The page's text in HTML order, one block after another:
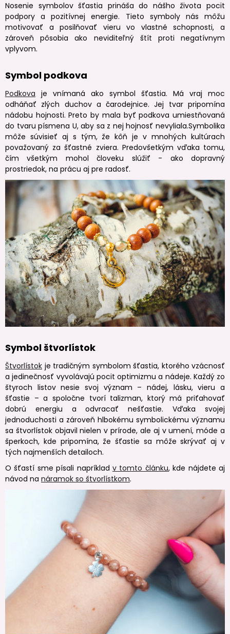
Nosenie symbolov šťastia prináša do nášho života pocit
podpory a pozitívnej energie. Tieto symboly nás môžu
motivovať a posilňovať vieru vo vlastné schopnosti, a
zároveň pôsobia ako neviditeľný štít proti negatívnym
vplyvom.
Symbol podkova
Podkova je vnímaná ako symbol šťastia. Má vraj moc
odháňať zlých duchov a čarodejnice. Jej tvar pripomína
nádobu hojnosti. Preto by mala byť podkova umiestňovaná
do tvaru písmena U, aby sa z nej hojnosť nevyliala.Symbolika
môže súvisieť aj s tým, že kôň je v mnohých kultúrach
považovaný za šťastné zviera. Predovšetkým vďaka tomu,
čím všetkým mohol človeku slúžiť - ako dopravný
prostriedok, na prácu aj pre radosť.
Symbol štvorlístok
Štvorlístok je tradičným symbolom šťastia, ktorého vzácnosť
a jedinečnosť vyvolávajú pocit optimizmu a nádeje. Každý zo
štyroch listov nesie svoj význam – nádej, lásku, vieru a
šťastie – a spoločne tvorí talizman, ktorý má priťahovať
dobrú energiu a odvracať nešťastie. Vďaka svojej
jednoduchosti a zároveň hlbokému symbolickému významu
sa štvorlístok objavil nielen v prírode, ale aj v umení, móde a
šperkoch, kde pripomína, že šťastie sa môže skrývať aj v
tých najmenších detailoch.
O šťastí sme písali napríklad v tomto článku, kde nájdete aj
návod na náramok so štvorlístkom.